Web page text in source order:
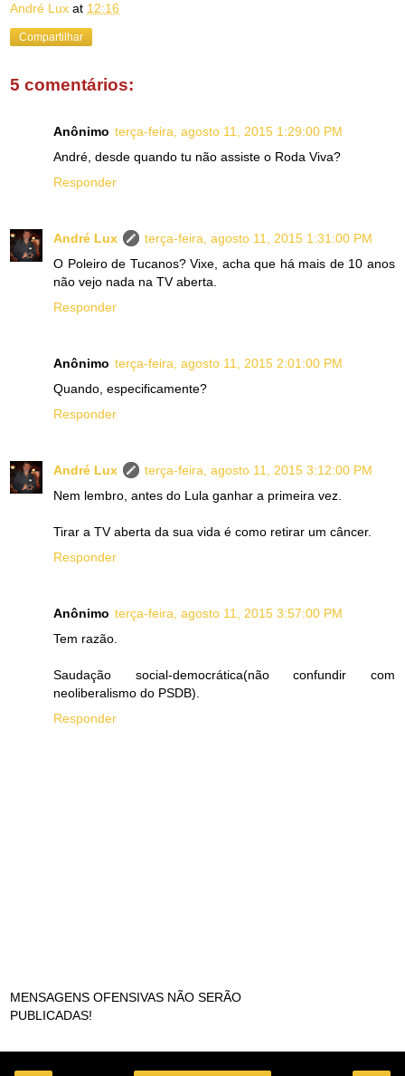
André Lux at 12:16
Compartilhar
5 comentários:
Anônimo terça-feira, agosto 11, 2015 1:29:00 PM
André, desde quando tu não assiste o Roda Viva?
Responder
André Lux
terça-feira, agosto 11, 2015 1:31:00 PM
O Poleiro de Tucanos? Vixe, acha que há mais de 10 anos
não vejo nada na TV aberta.
Responder
Anônimo terça-feira, agosto 11, 2015 2:01:00 PM
Quando, especificamente?
Responder
André Lux
terça-feira, agosto 11, 2015 3:12:00 PM
Nem lembro, antes do Lula ganhar a primeira vez.
Tirar a TV aberta da sua vida é como retirar um câncer.
Responder
Anônimo terça-feira, agosto 11, 2015 3:57:00 PM
Tem razão.
Saudação social-democrática(não confundir com
neoliberalismo do PSDB).
Responder
MENSAGENS OFENSIVAS NÃO SERÃO
PUBLICADAS!